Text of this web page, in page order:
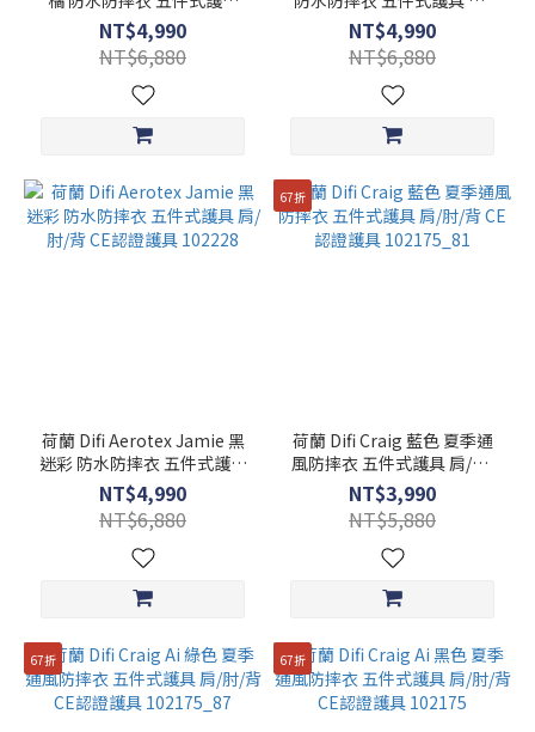
肩/肘/背 CE認證護具
102228
NT$4,990
NT$6,880
肘/背 CE認證護具 102228
NT$4,990
NT$6,880
荷蘭 Difi Aerotex Jamie 黑
迷彩 防水防摔衣 五件式護具
肩/肘/背 CE認證護具
102228
NT$4,990
NT$6,880
67折
荷蘭 Difi Craig 藍色 夏季通
風防摔衣 五件式護具 肩/肘/
背 CE認證護具 102175_81
NT$3,990
NT$5,880
67折 67折